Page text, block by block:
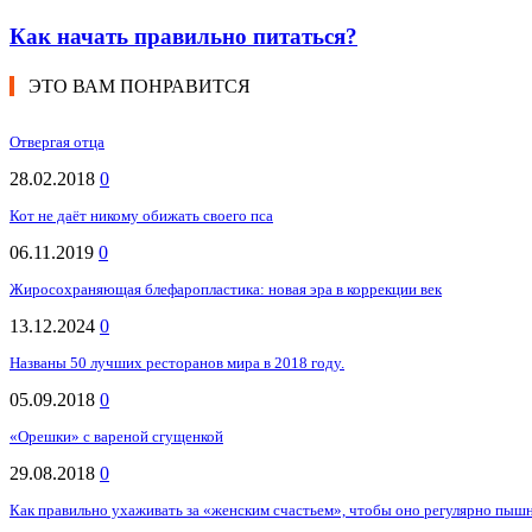
Как начать правильно питаться?
ЭТО ВАМ ПОНРАВИТСЯ
Отвергая отца
28.02.2018 0
Кот не даёт никому обижать своего пса
06.11.2019 0
Жиросохраняющая блефаропластика: новая эра в коррекции век
13.12.2024 0
Названы 50 лучших ресторанов мира в 2018 году.
05.09.2018 0
«Орешки» с вареной сгущенкой
29.08.2018 0
Как правильно ухаживать за «женским счастьем», чтобы оно регулярно